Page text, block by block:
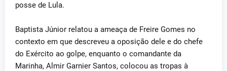
posse de Lula.
Baptista Júnior relatou a ameaça de Freire Gomes no
contexto em que descreveu a oposição dele e do chefe
do Exército ao golpe, enquanto o comandante da
Marinha, Almir Garnier Santos, colocou as tropas à